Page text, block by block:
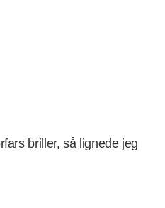
briller, så lignede jeg